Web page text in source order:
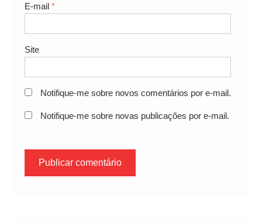
E-mail *
Site
Notifique-me sobre novos comentários por e-mail.
Notifique-me sobre novas publicações por e-mail.